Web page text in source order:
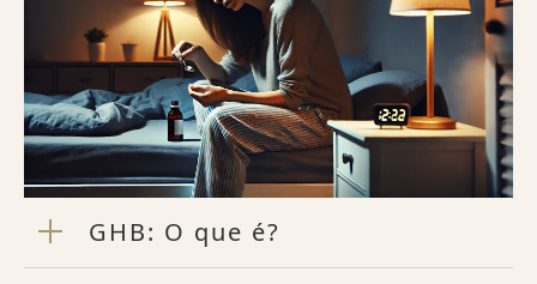
GHB: O que é?